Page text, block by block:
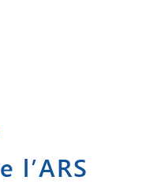
l’ARS